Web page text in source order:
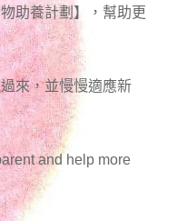
助養計劃】，幫助更
來，並慢慢適應新
and help more